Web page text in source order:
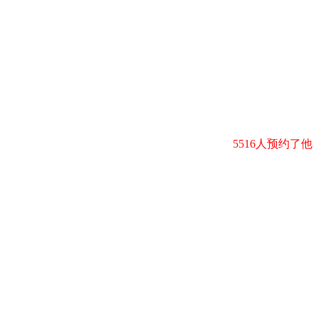
5516人预约了他